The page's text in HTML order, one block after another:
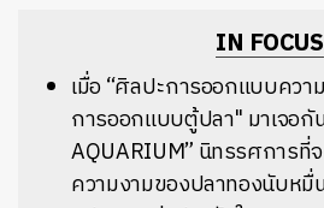
IN FOCUS
เมื่อ “ศิลปะการออกแบบคว
การออกแบบตู้ปลา" มาเจอกั
AQUARIUM” นิทรรศการที่
ความงามของปลาทองนับหมื่